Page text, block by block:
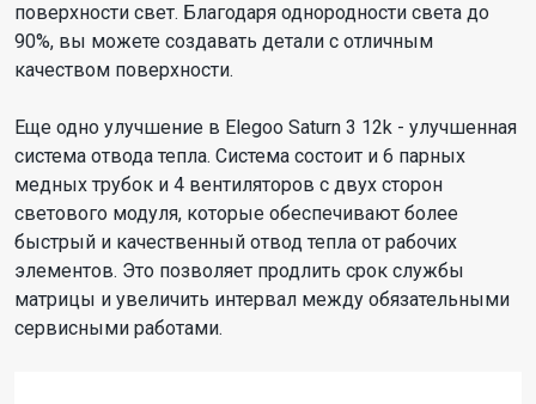
поверхности свет. Благодаря однородности света до
90%, вы можете создавать детали с отличным
качеством поверхности.
Еще одно улучшение в Elegoo Saturn 3 12k - улучшенная
система отвода тепла. Система состоит и 6 парных
медных трубок и 4 вентиляторов с двух сторон
светового модуля, которые обеспечивают более
быстрый и качественный отвод тепла от рабочих
элементов. Это позволяет продлить срок службы
матрицы и увеличить интервал между обязательными
сервисными работами.